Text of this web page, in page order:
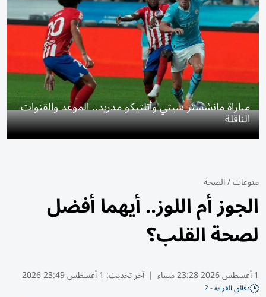
مباراة مانشستر سيتي وأتلتيكو مدريد.. الموعد والقنوات
الناقلة
منوعات/الصحة
الجوز أم اللوز.. أيهما أفضل
لصحة القلب؟
1 أغسطس 2026 23:28 مساء | آخر تحديث: 1 أغسطس 23:49 2026
دقائق القراءة - 2